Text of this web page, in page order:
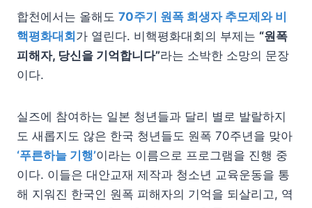
합천에서는 올해도 70주기 원폭 희생자 추모제와 비
핵평화대회 가 열린다. 비핵평화대회의 부제는 “원폭
피해자, 당신을 기억합니다”라는 소박한 소망의 문장
이다.
실즈에 참여하는 일본 청년들과 달리 별로 발랄하지
도 새롭지도 않은 한국 청년들도 원폭 70주년을 맞아
‘푸른하늘 기행’이라는 이름으로 프로그램을 진행 중
이다. 이들은 대안교재 제작과 청소년 교육운동을 통
해 지워진 한국인 원폭 피해자의 기억을 되살리고, 역